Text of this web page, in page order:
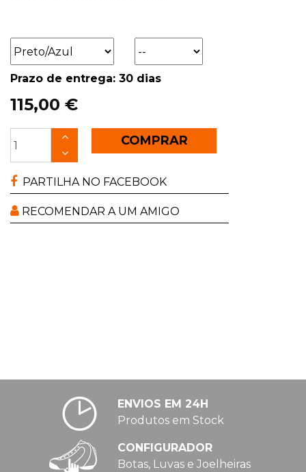
Prazo de entrega: 30 dias
115,00 €
COMPRAR
PARTILHA NO FACEBOOK
RECOMENDAR A UM AMIGO
ENVIOS EM 24H
Produtos em Stock
CONFIGURADOR
Botas, Luvas e Joelheiras